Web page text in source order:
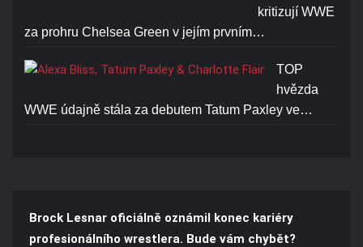
kritizují WWE
za prohru Chelsea Green v jejím prvním…
TOP
hvězda
WWE údajně stála za debutem Tatum Paxley ve…
Brock Lesnar oficiálně oznámil konec kariéry
profesionálního wrestlera. Bude vám chybět?